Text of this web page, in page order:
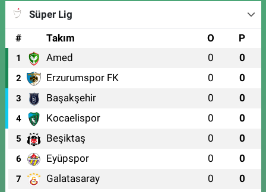
Süper Lig
#
Takım O P
1 Amed 0 0
2 Erzurumspor FK 0 0
3 Başakşehir 0 0
4 Kocaelispor 0 0
5 Beşiktaş 0 0
6 Eyüpspor 0 0
7 Galatasaray 0 0